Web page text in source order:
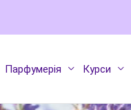
Парфумерія Курси